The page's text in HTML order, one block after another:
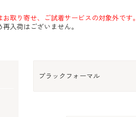
取り寄せ、ご試着サービスの対象外です。
入荷はございません。
ブラックフォーマル